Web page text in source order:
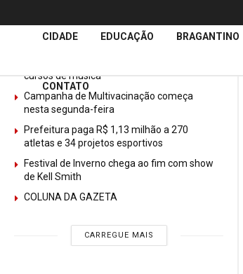
ÚltimasNotícias
cursos de música
Campanha de Multivacinação começa
nesta segunda-feira
Prefeitura paga R$ 1,13 milhão a 270
atletas e 34 projetos esportivos
Festival de Inverno chega ao fim com show
de Kell Smith
COLUNA DA GAZETA
CARREGUE MAIS
CIDADE EDUCAÇÃO BRAGANTINO
CONTATO